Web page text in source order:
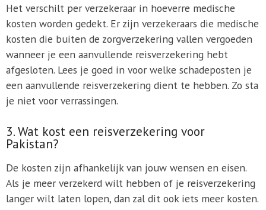
Het verschilt per verzekeraar in hoeverre medische
kosten worden gedekt. Er zijn verzekeraars die medische
kosten die buiten de zorgverzekering vallen vergoeden
wanneer je een aanvullende reisverzekering hebt
afgesloten. Lees je goed in voor welke schadeposten je
een aanvullende reisverzekering dient te hebben. Zo sta
je niet voor verrassingen.
3. Wat kost een reisverzekering voor
Pakistan?
De kosten zijn afhankelijk van jouw wensen en eisen.
Als je meer verzekerd wilt hebben of je reisverzekering
langer wilt laten lopen, dan zal dit ook iets meer kosten.